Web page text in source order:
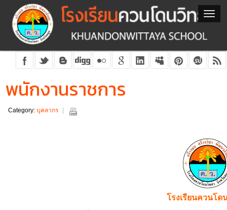
พนักงานราชการ
Category: บุคลากร
โรงเรียนควนโด